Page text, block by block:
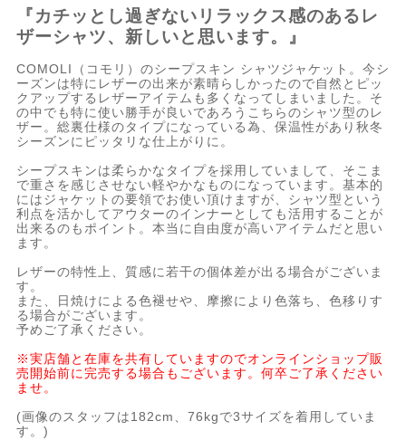
『カチッとし過ぎないリラックス感のあるレ
ザーシャツ、新しいと思います。』
COMOLI（コモリ）のシープスキン シャツジャケット。今シ
ーズンは特にレザーの出来が素晴らしかったので自然とピッ
クアップするレザーアイテムも多くなってしまいました。そ
の中でも特に使い勝手が良いであろうこちらのシャツ型のレ
ザー。総裏仕様のタイプになっている為、保温性があり秋冬
シーズンにピッタリな仕上がりに。
シープスキンは柔らかなタイプを採用していまして、そこま
で重さを感じさせない軽やかなものになっています。基本的
にはジャケットの要領でお使い頂けますが、シャツ型という
利点を活かしてアウターのインナーとしても活用することが
出来るのもポイント。本当に自由度が高いアイテムだと思い
ます。
レザーの特性上、質感に若干の個体差が出る場合がございま
す。
また、日焼けによる色褪せや、摩擦により色落ち、色移りす
る場合がございます。
予めご了承ください。
※実店舗と在庫を共有していますのでオンラインショップ販
売開始前に完売する場合もございます。何卒ご了承ください
ませ。
(画像のスタッフは182cm、76kgで3サイズを着用していま
す。)